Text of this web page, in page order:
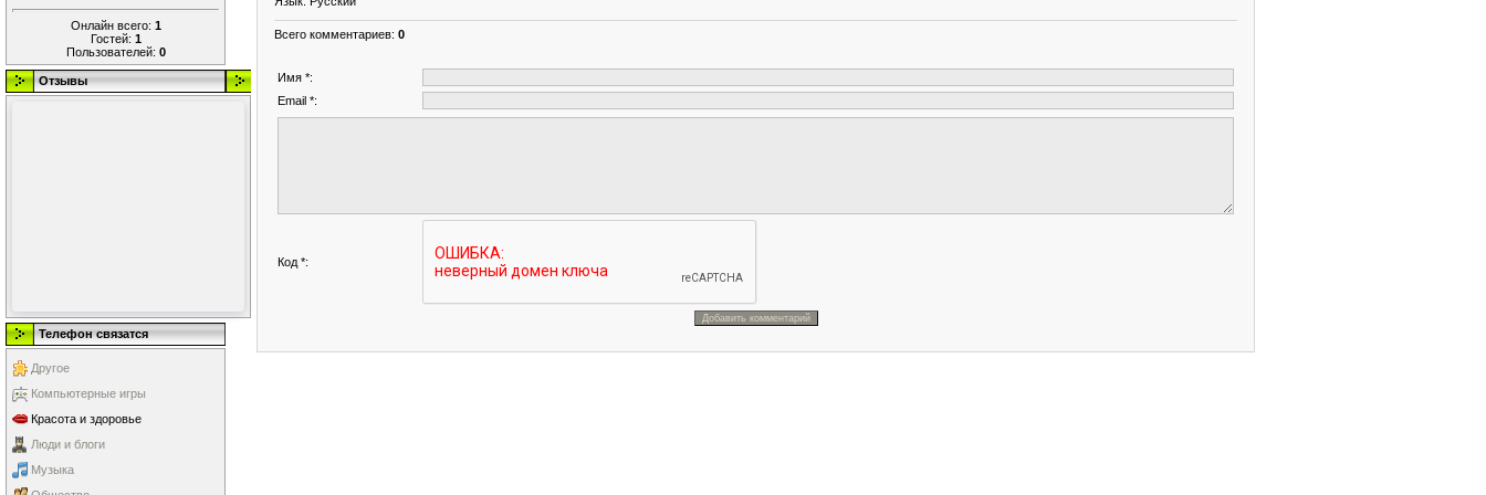
Онлайн всего: 1
Гостей: 1
Пользователей: 0
Отзывы
Телефон связатся
Другое
Компьютерные игры
Красота и здоровье
Люди и блоги
Музыка
Всего комментариев: 0
Имя *:
Email *:
Код *: